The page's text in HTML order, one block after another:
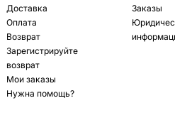
Доставка
Оплата
Возврат
Зарегистрируйте
возврат
Мои заказы
Нужна помощь?
Заказы